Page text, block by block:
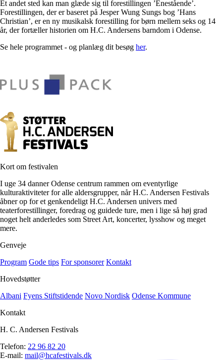
Et andet sted kan man glæde sig til forestillingen ’Enestående’.
Forestillingen, der er baseret på Jesper Wung Sungs bog ’Hans
Christian’, er en ny musikalsk forestilling for børn mellem seks og 14
år, der fortæller historien om H.C. Andersens barndom i Odense.
Se hele programmet - og planlæg dit besøg her.
Kort om festivalen
I uge 34 danner Odense centrum rammen om eventyrlige
kulturaktiviteter for alle aldersgrupper, når H.C. Andersen Festivals
åbner op for et genkendeligt H.C. Andersen univers med
teaterforestillinger, foredrag og guidede ture, men i lige så høj grad
noget helt anderledes som Street Art, koncerter, lysshow og meget
mere.
Genveje
Program Gode tips For sponsorer Kontakt
Hovedstøtter
Albani Fyens Stiftstidende Novo Nordisk Odense Kommune
Kontakt
H. C. Andersen Festivals
Telefon: 22 96 82 20
E-mail: mail@hcafestivals.dk